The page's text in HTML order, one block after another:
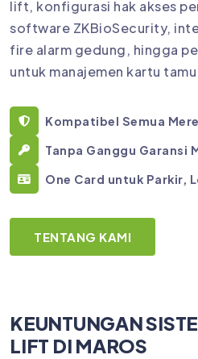
lift, konfigurasi hak akses
software ZKBioSecurity,
fire alarm gedung, hingga
untuk manajemen kartu
Kompatibel Semua
Tanpa Ganggu Garansi
One Card untuk Parkir,
TENTANG KAMI
KEUNTUNGAN
LIFT DI MAROS